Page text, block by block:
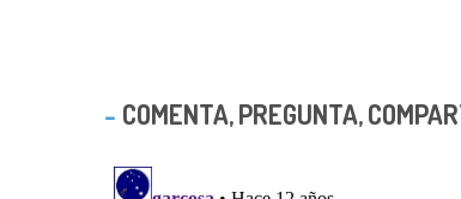
COMENTA, PREGUNTA,